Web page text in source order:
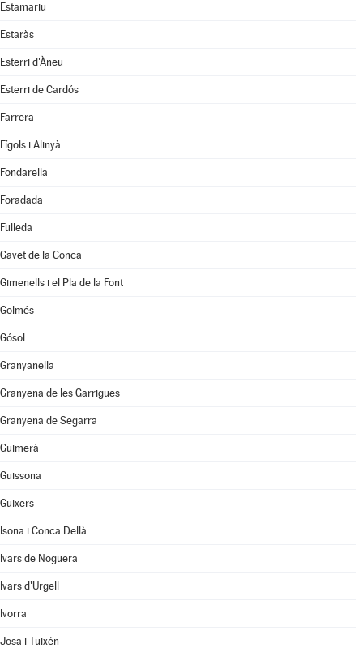
Estamariu
Estaràs
Esterri d'Àneu
Esterri de Cardós
Farrera
Fígols i Alinyà
Fondarella
Foradada
Fulleda
Gavet de la Conca
Gimenells i el Pla de la Font
Golmés
Gósol
Granyanella
Granyena de les Garrigues
Granyena de Segarra
Guimerà
Guissona
Guixers
Isona i Conca Dellà
Ivars de Noguera
Ivars d'Urgell
Ivorra
Josa i Tuixén